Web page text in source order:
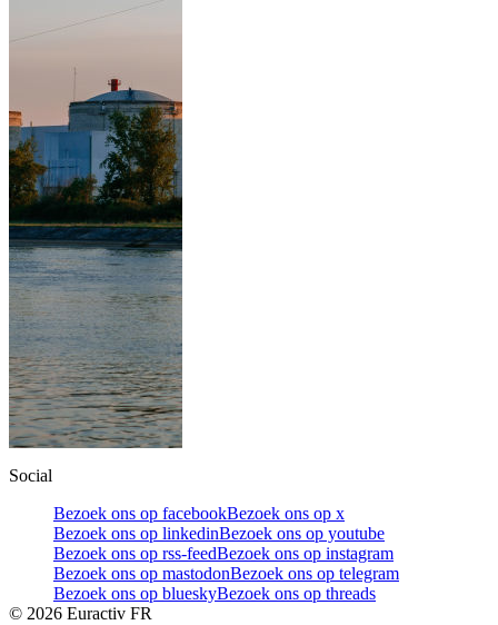
Social
Bezoek ons op facebookBezoek ons op x
Bezoek ons op linkedinBezoek ons op youtube
Bezoek ons op rss-feedBezoek ons op instagram
Bezoek ons op mastodonBezoek ons op telegram
Bezoek ons op blueskyBezoek ons op threads
© 2026 Euractiv FR